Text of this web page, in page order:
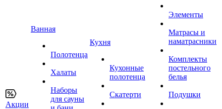
Акции
Ванная
Полотенца
Халаты
Наборы
для сауны
Кухня
Кухонные
полотенца
Скатерти
Элементы
Матрасы и
наматрасники
Комплекты
постельного
белья
Подушки